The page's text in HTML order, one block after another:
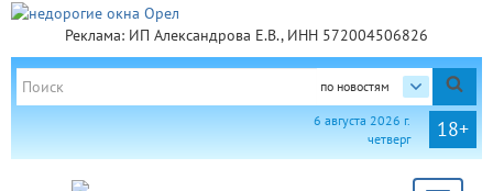
Реклама: ИП Александрова Е.В., ИНН 572004506826
по новостям
18+
6 августа 2026 г.
четверг